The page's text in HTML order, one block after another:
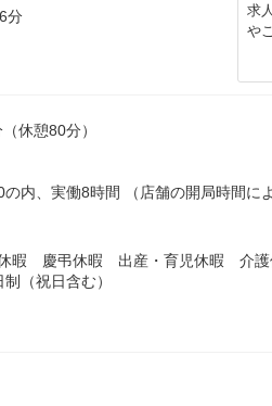
分
求
や
休憩80分）
内、実働8時間 （店舗の開局時間に
暇 慶弔休暇 出産・育児休暇 介護
（祝日含む）